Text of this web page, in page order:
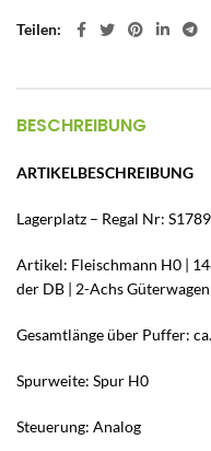
Teilen
BESCHREIBUNG
ARTIKELBESCHREIBUNG
Lagerplatz – Regal Nr: S1789
Artikel: Fleischmann H0 |
der DB | 2-Achs
Gesamtlänge über Puffer:
Spurweite: Spur H0
Steuerung: Analog